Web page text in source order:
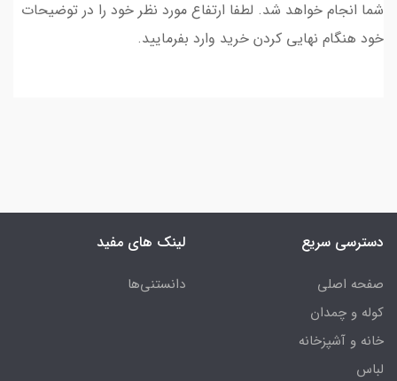
شما انجام خواهد شد. لطفا ارتفاع مورد نظر خود را در توضیحات
خود هنگام نهایی کردن خرید وارد بفرمایید.
دسترسی سریع
صفحه اصلی
کوله و چمدان
خانه و آشپزخانه
لباس
لینک های مفید
دانستنی‌ها